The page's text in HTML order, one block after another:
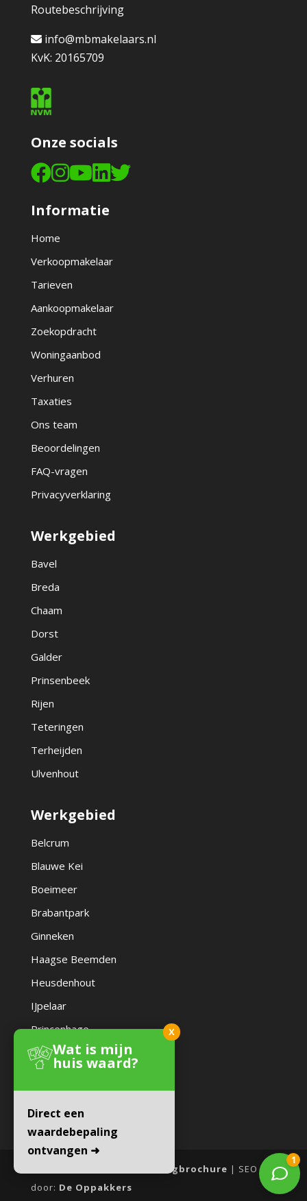
Routebeschrijving
info@mbmakelaars.nl
KvK: 20165709
Onze socials
Informatie
Home
Verkoopmakelaar
Tarieven
Aankoopmakelaar
Zoekopdracht
Woningaanbod
Verhuren
Taxaties
Ons team
Beoordelingen
FAQ-vragen
Privacyverklaring
Werkgebied
Bavel
Breda
Chaam
Dorst
Galder
Prinsenbeek
Rijen
Teteringen
Terheijden
Ulvenhout
Werkgebied
Belcrum
Blauwe Kei
Boeimeer
Brabantpark
Ginneken
Haagse Beemden
Heusdenhout
IJpelaar
Princenhage
Zandberg
Online Woningbrochure | SEO
door: De Oppakkers
Wat is mijn
huis waard?
Direct een
waardebepaling
ontvangen ➜
X